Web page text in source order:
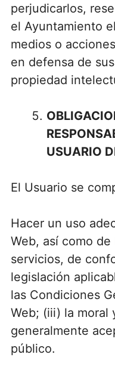
perjudicarlos,
el Ayuntamiento
medios o
en defensa de
propiedad
USUARIO
El Usuario se
Hacer un uso
Web, así como
servicios, de
legislación
las Condiciones
Web; (iii) la moral
generalmente
público.